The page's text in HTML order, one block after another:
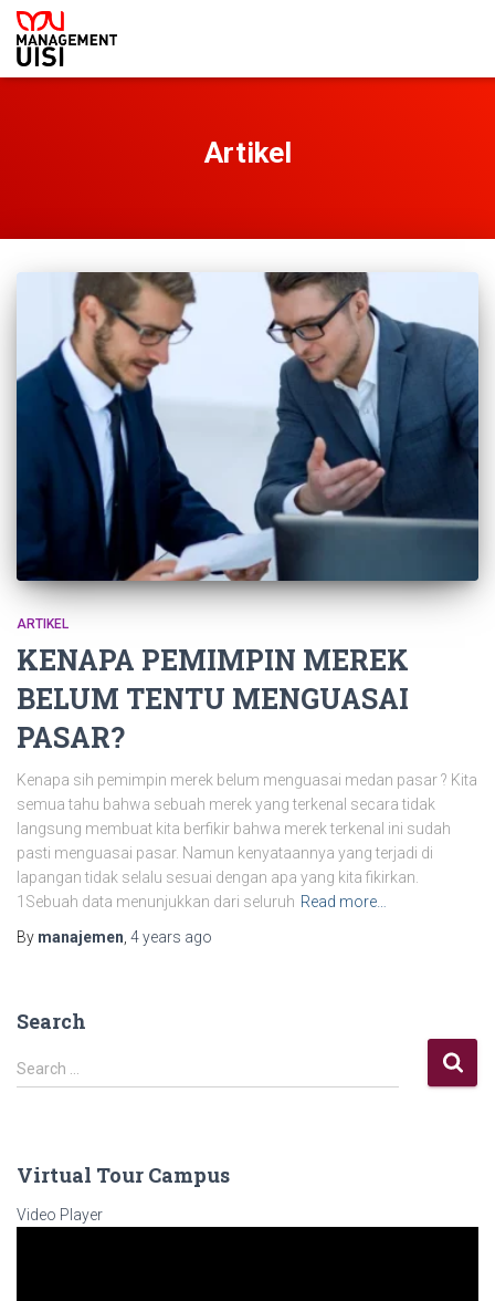
Artikel
ARTIKEL
KENAPA PEMIMPIN MEREK
BELUM TENTU MENGUASAI
PASAR?
Kenapa sih pemimpin merek belum menguasai medan pasar ? Kita
semua tahu bahwa sebuah merek yang terkenal secara tidak
langsung membuat kita berfikir bahwa merek terkenal ini sudah
pasti menguasai pasar. Namun kenyataannya yang terjadi di
lapangan tidak selalu sesuai dengan apa yang kita fikirkan.
1Sebuah data menunjukkan dari seluruh Read more…
By manajemen 4 years ago
Search
Search …
Virtual Tour Campus
Video Player